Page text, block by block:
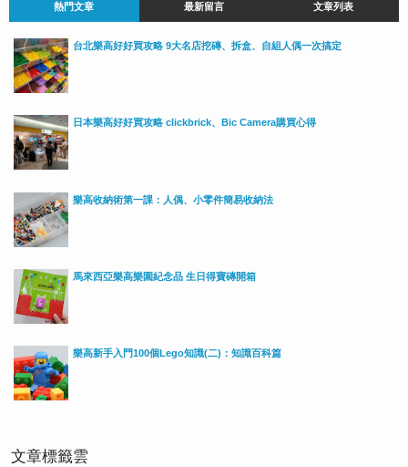
熱門文章 最新留言 文章列表
台北樂高好好買攻略 9大名店挖磚、拆盒、自組人偶一次搞定
日本樂高好好買攻略 clickbrick、Bic Camera購買心得
樂高收納術第一課：人偶、小零件簡易收納法
馬來西亞樂高樂園紀念品 生日得寶磚開箱
樂高新手入門100個Lego知識(二)：知識百科篇
文章標籤雲